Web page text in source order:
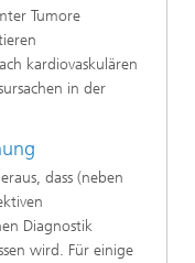
Tumore
kardiovaskulären
in der
dass (neben
Diagnostik
wird. Für einige